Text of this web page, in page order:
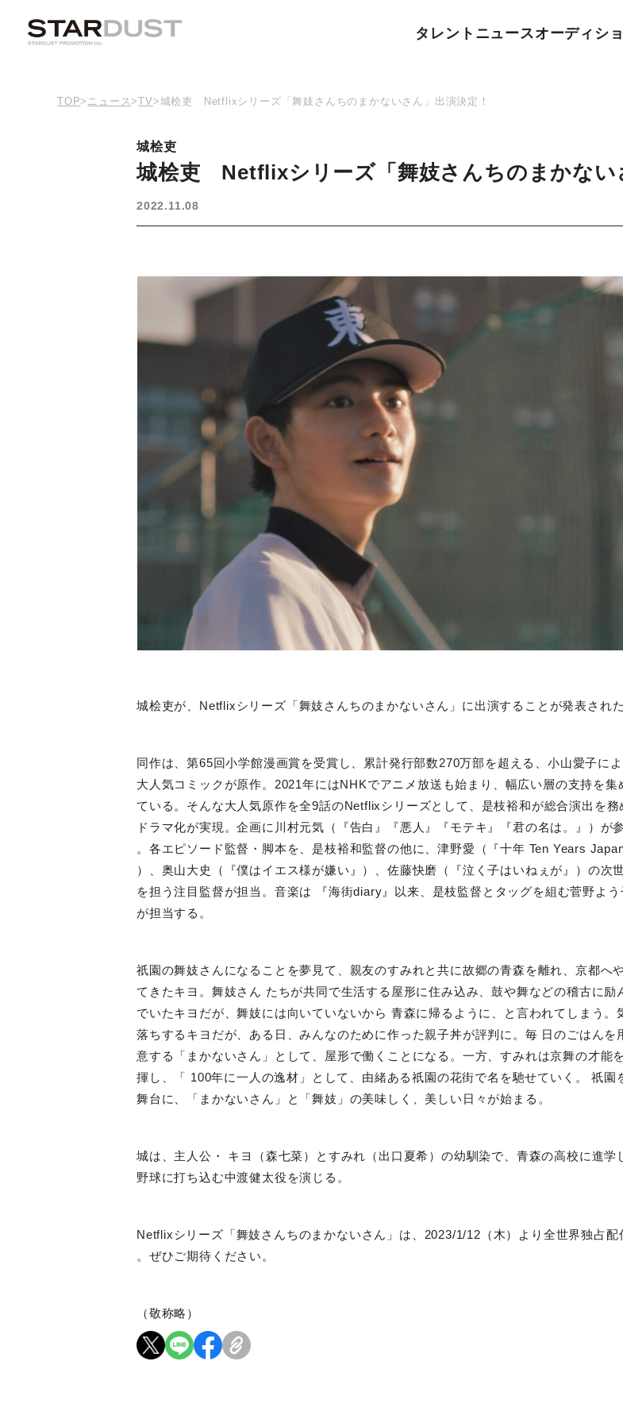
タレント ニュースオーディシ
TOP> ニュース>TV>城桧吏 Netflixシリーズ「舞妓さんちのまかないさん」出演決定！
城桧吏
城桧吏 Netflixシリーズ「舞妓さんちのまかない
2022.11.08
城桧吏が、 Netflixシリーズ「舞妓さんちのまかないさん」に出演することが発表された
同作は、第65回小学館漫画賞を受賞し、累計発行部数270万部を超える、小山愛子に
大人気コミックが原作。 2021年にはNHKでアニメ放送も始まり、幅広い層の支持を集
ている。そんな大人気原作を全9話のNetflixシリーズとして、是枝裕和が総合演出を務
ドラマ化が実現。企画に川村元気（『告白』『悪人』『モテキ』『君の名は。』）が
。各エピソード監督・脚本を、是枝裕和監督の他に、津野愛（『十年 Ten Years
）、奥山大史（『僕はイエス様が嫌い』）、佐藤快磨（『泣く子はいねぇが』）の次
を担う注目監督が担当。音楽は 『海街diary 』以来、是枝監督とタッグを組む菅野よう
が担当する。
祇園の舞妓さんになることを夢見て、親友のすみれと共に故郷の青森を離れ、京都へ
てきたキヨ。舞妓さん たちが共同で生活する屋形に住み込み、鼓や舞などの稽古に励
でいたキヨだが、舞妓には向いていないから 青森に帰るように、と言われてしまう。
落ちするキヨだが、ある日、みんなのために作った親子丼が評判に。毎 日のごはんを
意する「まかないさん」として、屋形で働くことになる。一方、すみれは京舞の才能
揮し、「 100年に一人の逸材」として、由緒ある祇園の花街で名を馳せていく。 祇園
舞台に、「まかないさん」と「舞妓」の美味しく、美しい日々が始まる。
城は、主人公・ キヨ（森七菜）とすみれ（出口夏希）の幼馴染で、青森の高校に進学
野球に打ち込む中渡健太役を演じる。
Netflixシリーズ「舞妓さんちのまかないさん」は、 2023/1/12 （木）より全世界独占配
。ぜひご期待ください。
（敬称略）